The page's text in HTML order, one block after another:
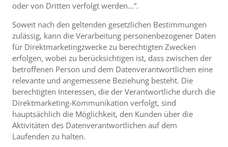
oder von Dritten verfolgt werden...”.
Soweit nach den geltenden gesetzlichen Bestimmungen
zulässig, kann die Verarbeitung personenbezogener Daten
für Direktmarketingzwecke zu berechtigten Zwecken
erfolgen, wobei zu berücksichtigen ist, dass zwischen der
betroffenen Person und dem Datenverantwortlichen eine
relevante und angemessene Beziehung besteht. Die
berechtigten Interessen, die der Verantwortliche durch die
Direktmarketing-Kommunikation verfolgt, sind
hauptsächlich die Möglichkeit, den Kunden über die
Aktivitäten des Datenverantwortlichen auf dem
Laufenden zu halten.